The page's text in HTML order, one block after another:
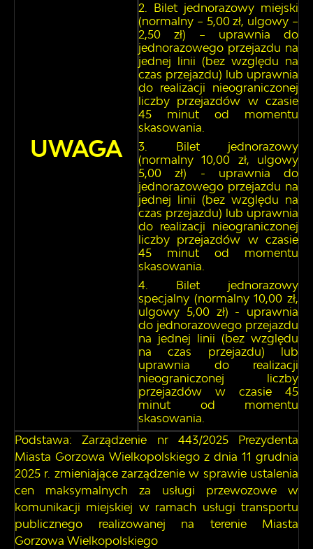
UWAGA
Bilet jednorazowy miejski
(normalny – 5,00 zł, ulgowy –
2,50 zł) – uprawnia do
jednorazowego przejazdu na
jednej linii (bez względu na
czas przejazdu) lub uprawnia
do realizacji nieograniczonej
liczby przejazdów w czasie
45 minut od momentu
skasowania.
Bilet jednorazowy
(normalny 10,00 zł, ulgowy
5,00 zł) - uprawnia do
jednorazowego przejazdu na
jednej linii (bez względu na
czas przejazdu) lub uprawnia
do realizacji nieograniczonej
liczby przejazdów w czasie
45 minut od momentu
skasowania.
Bilet jednorazowy
specjalny (normalny 10,00 zł,
ulgowy 5,00 zł) - uprawnia
do jednorazowego przejazdu
na jednej linii (bez względu
na czas przejazdu) lub
uprawnia do realizacji
nieograniczonej liczby
przejazdów w czasie 45
minut od momentu
skasowania.
Podstawa: Zarządzenie nr 443/2025 Prezydenta
Miasta Gorzowa Wielkopolskiego z dnia 11 grudnia
2025 r. zmieniające zarządzenie w sprawie ustalenia
cen maksymalnych za usługi przewozowe w
komunikacji miejskiej w ramach usługi transportu
publicznego realizowanej na terenie Miasta
Gorzowa Wielkopolskiego